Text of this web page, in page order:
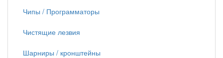
Чипы / Программаторы
Чистящие лезвия
Шарниры / кронштейны